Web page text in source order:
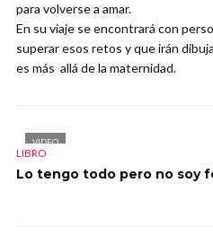
para volverse a amar.
En su viaje se encontrará con
superar esos retos y que irán
es más allá de la maternidad.
VIDEO
LIBRO
Lo tengo todo pero no soy